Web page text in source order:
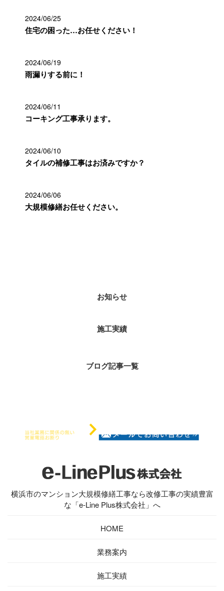
2024/06/25
住宅の困った…お任せください！
2024/06/19
雨漏りする前に！
2024/06/11
コーキング工事承ります。
2024/06/10
タイルの補修工事はお済みですか？
2024/06/06
大規模修繕お任せください。
お知らせ
施工実績
ブログ記事一覧
横浜市のマンション大規模修繕工事なら改修工事の実績豊富
な「e-Line Plus株式会社」へ
HOME
業務案内
施工実績